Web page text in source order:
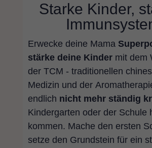
Starke Kinder,
Erwecke deine Mama
stärke deine Kindermit dem
der TCM - traditionellen
Medizin und der
endlich nicht mehr ständig
Kindergarten oder der Schule
kommen. Mache den ersten
setze den Grundstein für ein